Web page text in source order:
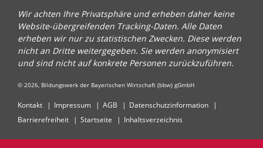
Wir achten Ihre Privatsphäre und erheben daher keine
Website-übergreifenden Tracking-Daten. Alle Daten
erheben wir nur zu statistischen Zwecken. Diese werden
nicht an Dritte weitergegeben. Sie werden anonymisiert
und sind nicht auf konkrete Personen zurückzuführen.
© 2026, Bildungswerk der Bayerischen Wirtschaft (bbw) gGmbH
Kontakt Impressum AGB
Datenschutzinformation
Barrierefreiheit
Startseite Inhaltsverzeichnis